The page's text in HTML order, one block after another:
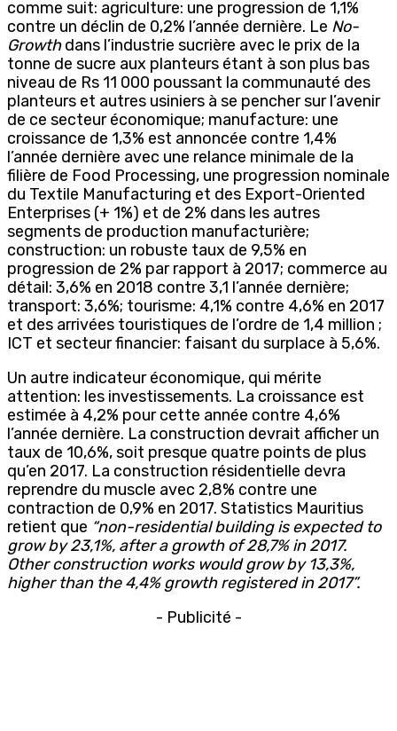
comme suit: agriculture: une progression de 1,1%
contre un déclin de 0,2% l’année dernière. Le No-
Growthdans l’industrie sucrière avec le prix de la
tonne de sucre aux planteurs étant à son plus bas
niveau de Rs 11 000 poussant la communauté des
planteurs et autres usiniers à se pencher sur l’avenir
de ce secteur économique; manufacture: une
croissance de 1,3% est annoncée contre 1,4%
l’année dernière avec une relance minimale de la
filière de Food Processing, une progression nominale
du Textile Manufacturing et des Export-Oriented
Enterprises (+ 1%) et de 2% dans les autres
segments de production manufacturière;
construction: un robuste taux de 9,5% en
progression de 2% par rapport à 2017; commerce au
détail: 3,6% en 2018 contre 3,1 l’année dernière;
transport: 3,6%; tourisme: 4,1% contre 4,6% en 2017
et des arrivées touristiques de l’ordre de 1,4 million ;
ICT et secteur financier: faisant du surplace à 5,6%.
Un autre indicateur économique, qui mérite
attention: les investissements. La croissance est
estimée à 4,2% pour cette année contre 4,6%
l’année dernière. La construction devrait afficher un
taux de 10,6%, soit presque quatre points de plus
qu’en 2017. La construction résidentielle devra
reprendre du muscle avec 2,8% contre une
contraction de 0,9% en 2017. Statistics Mauritius
retient que “non-residential building is expected to
grow by 23,1%, after a growth of 28,7% in 2017.
Other construction works would grow by 13,3%,
higher than the 4,4% growth registered in 2017”.
- Publicité -